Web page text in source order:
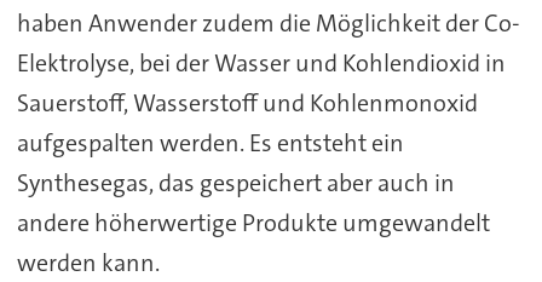
haben Anwender zudem die Möglichkeit der Co-
Elektrolyse, bei der Wasser und Kohlendioxid in
Sauerstoff, Wasserstoff und Kohlenmonoxid
aufgespalten werden. Es entsteht ein
Synthesegas, das gespeichert aber auch in
andere höherwertige Produkte umgewandelt
werden kann.